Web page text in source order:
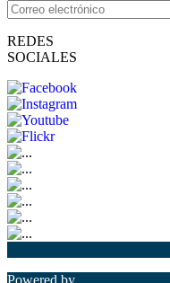
REDES
SOCIALES
Powered by